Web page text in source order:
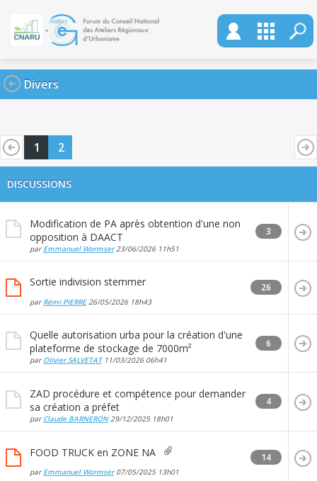
Divers
1 2
DISCUSSIONS
Modification de PA après obtention d'une non
opposition à DAACT
par Emmanuel Wormser23/06/2026 11h51
3
Sortie indivision stemmer
par Rémi PIERRE26/05/2026 18h43
26
Quelle autorisation urba pour la création d'une
plateforme de stockage de 7000m²
par Olivier SALVETAT11/03/2026 06h41
6
ZAD procédure et compétence pour demander
sa création a préfet
par Claude BARNERON29/12/2025 18h01
4
FOOD TRUCK en ZONE NA
par Emmanuel Wormser07/05/2025 13h01
14